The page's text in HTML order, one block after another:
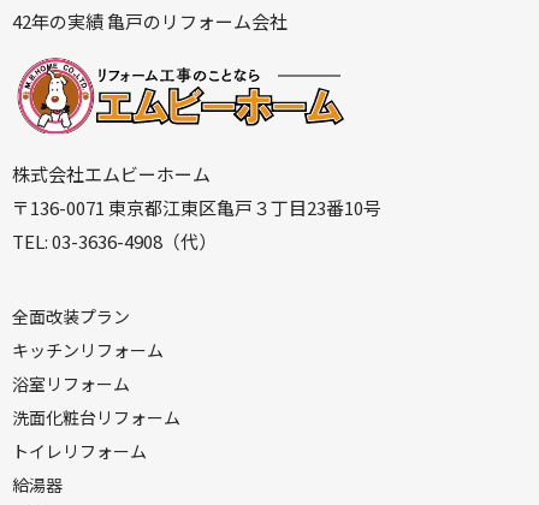
42年の実績 亀戸のリフォーム会社
株式会社エムビーホーム
〒136-0071 東京都江東区亀戸３丁目23番10号
TEL: 03-3636-4908（代）
全面改装プラン
キッチンリフォーム
浴室リフォーム
洗面化粧台リフォーム
トイレリフォーム
給湯器